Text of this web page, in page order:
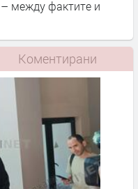
между фактите и
Коментирани